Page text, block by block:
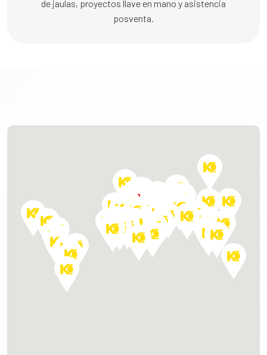
de jaulas, proyectos llave en mano y asistencia
posventa.